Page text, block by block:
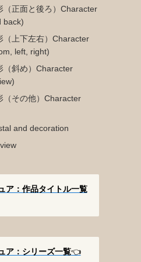
（正面と後ろ）Character
back)
（上下左右）Character
left, right)
（斜め）Character
（その他）Character
and decoration
ア：作品タイトル一覧
ア：シリーズ一覧👈️